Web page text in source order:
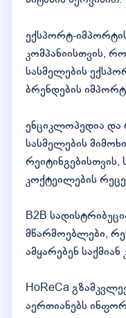
ექსპორტ-
კომპანიისთვის,
სასმელების
ბრენდების
ენციკლოპედია
სასმელების
რეიტინგებისთვის,
კოქტეილების
B2B
მწარმოებლები,
ამყარებენ საქმიან
HoReCa
აერთიანებს